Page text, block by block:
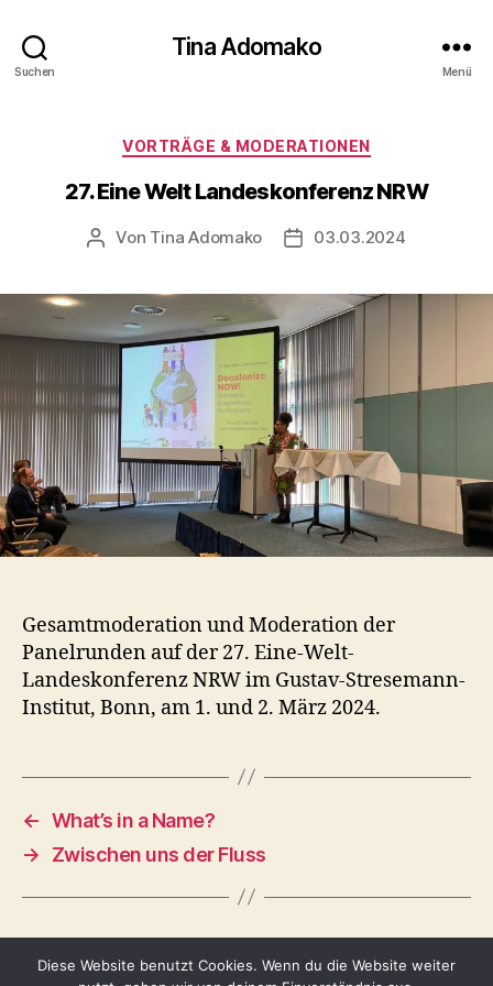
Suchen
Tina Adomako
Menü
Kategorien
VORTRÄGE & MODERATIONEN
27. Eine Welt Landeskonferenz NRW
Beitragsautor
Von Tina Adomako Veröffentlichungsdatum
03.03.2024
Gesamtmoderation und Moderation der
Panelrunden auf der 27. Eine-Welt-
Landeskonferenz NRW im Gustav-Stresemann-
Institut, Bonn, am 1. und 2. März 2024.
← What’s in a Name?
→
Zwischen uns der Fluss
Diese Website benutzt Cookies. Wenn du die Website weiter